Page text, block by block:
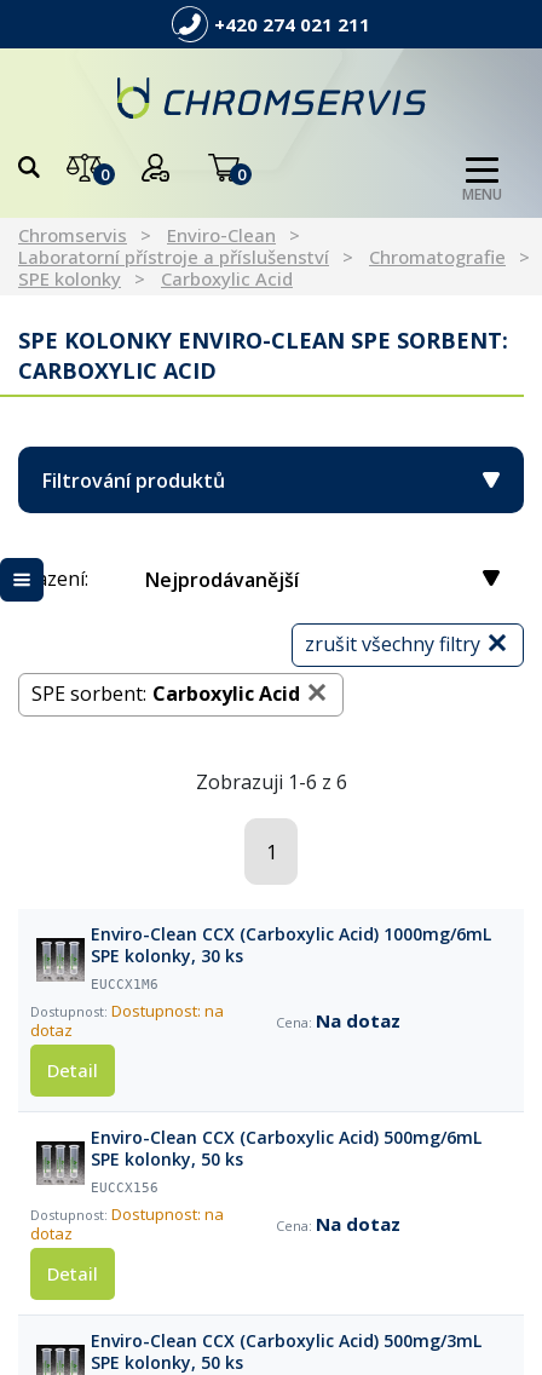
+420 274 021 211
0 0
MENU
Chromservis
Enviro-Clean
Laboratorní přístroje a příslušenství
Chromatografie
SPE kolonky
Carboxylic Acid
SPE KOLONKY ENVIRO-CLEAN SPE SORBENT:
CARBOXYLIC ACID
Filtrování produktů
Řazení: Nejprodávanější
zrušit všechny filtry
SPE sorbent: Carboxylic Acid
Zobrazuji 1-6 z 6
1
Enviro-Clean CCX (Carboxylic Acid) 1000mg/6mL
SPE kolonky, 30 ks
EUCCX1M6
Dostupnost: na
dotaz
Na dotaz
Detail
Enviro-Clean CCX (Carboxylic Acid) 500mg/6mL
SPE kolonky, 50 ks
EUCCX156
Dostupnost: na
dotaz
Na dotaz
Detail
Enviro-Clean CCX (Carboxylic Acid) 500mg/3mL
SPE kolonky, 50 ks